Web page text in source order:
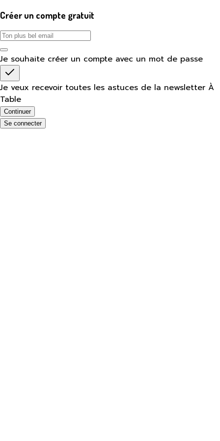
Créer un compte gratuit
Je souhaite créer un compte avec un mot de passe
Je veux recevoir toutes les astuces de la newsletter À
Table
Continuer
Se connecter